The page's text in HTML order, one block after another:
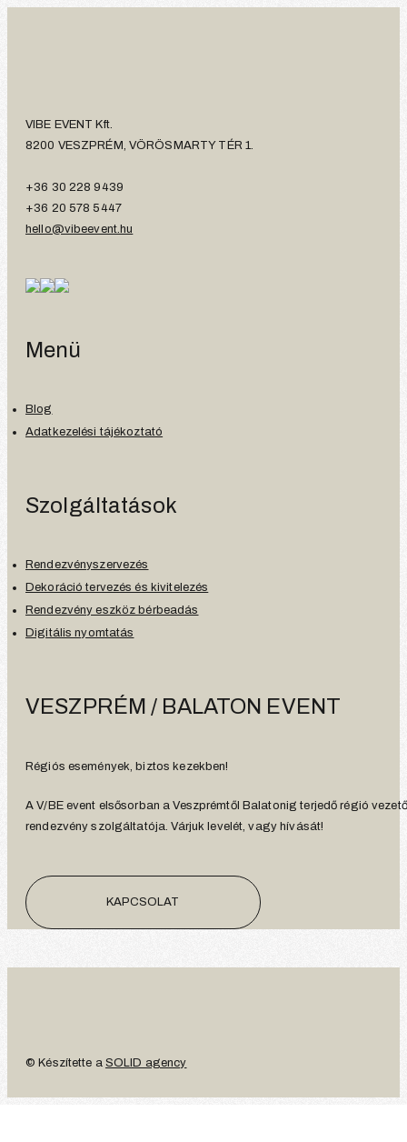
VIBE EVENT Kft.
8200 VESZPRÉM, VÖRÖSMARTY TÉR 1.
+36 30 228 9439
+36 20 578 5447
hello@vibeevent.hu
Menü
Blog
Adatkezelési tájékoztató
Szolgáltatások
Rendezvényszervezés
Dekoráció tervezés és kivitelezés
Rendezvény eszköz bérbeadás
Digitális nyomtatás
VESZPRÉM / BALATON EVENT
Régiós események, biztos kezekben!
A V/BE event elsősorban a Veszprémtől Balatonig terjedő régió vezető
rendezvény szolgáltatója. Várjuk levelét, vagy hívását!
KAPCSOLAT
© Készítette a SOLID agency